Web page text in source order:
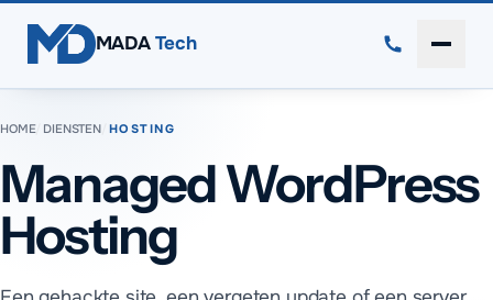
MADA Tech
HOME/ DIENSTEN/ HOSTING
Managed WordPress
Hosting